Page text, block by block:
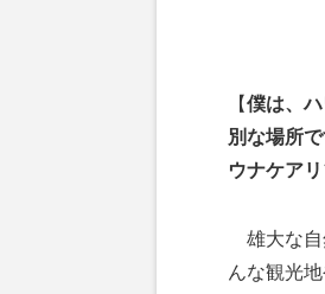
【僕は、
別な場所
ウナケア
雄大な自
んな観光